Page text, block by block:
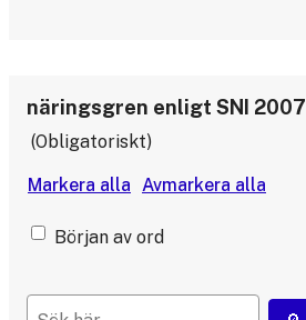
näringsgren enligt SNI 2007
Obligatoriskt
Början av ord